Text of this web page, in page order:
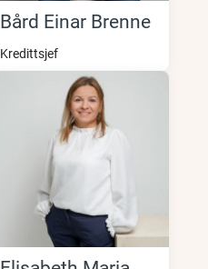
Bård Einar Brenne
Kredittsjef